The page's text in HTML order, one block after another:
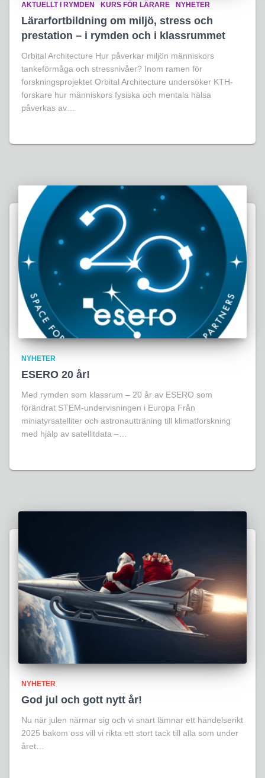
AKTUELLT I RYMDEN KURS FÖR LÄRARE NYHETER
Lärarfortbildning om miljö, stress och
prestation – i rymden och i klassrummet
Orbital Architecture Hur påverkar miljön människors
tankeförmåga och stressnivåer? Inom ramen för
forskningsprojektet Orbital Architecture undersöker KTH-
forskare hur människors fysiska och mentala hälsa
påverkas av…
NYHETER
ESERO 20 år!
Med rymden som klassrum – 20 år av ESERO som
förändrat STEM-undervisningen i Europa Från
miniatyrsatelliter och astronautträning till klimatforskning
med hjälp av satellitdata –…
NYHETER
God jul och gott nytt år!
Nu när julen närmar sig och vi snart lämnar ett händelserikt
2025 bakom oss vill vi rikta ett stort tack till alla som under
året…